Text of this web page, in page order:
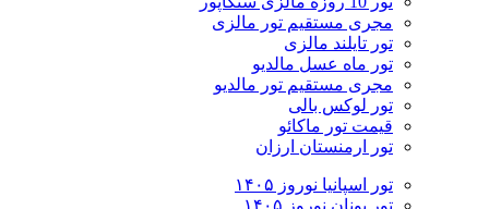
مجری مستقیم تور مالزی
تور تایلند مالزی
تور ماه عسل مالدیو
مجری مستقیم تور مالدیو
تور لوکس بالی
قیمت تور ماکائو
تور ارمنستان ارزان
تور اسپانیا نوروز ۱۴۰۵
تور یونان نوروز ۱۴۰۵